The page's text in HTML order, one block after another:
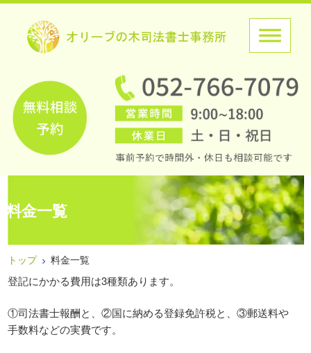
料金一覧
トップ 料金一覧
登記にかかる費用は3種類あります。
①司法書士報酬と、②国に納める登録免許税と、③郵送料や
手数料などの実費です。